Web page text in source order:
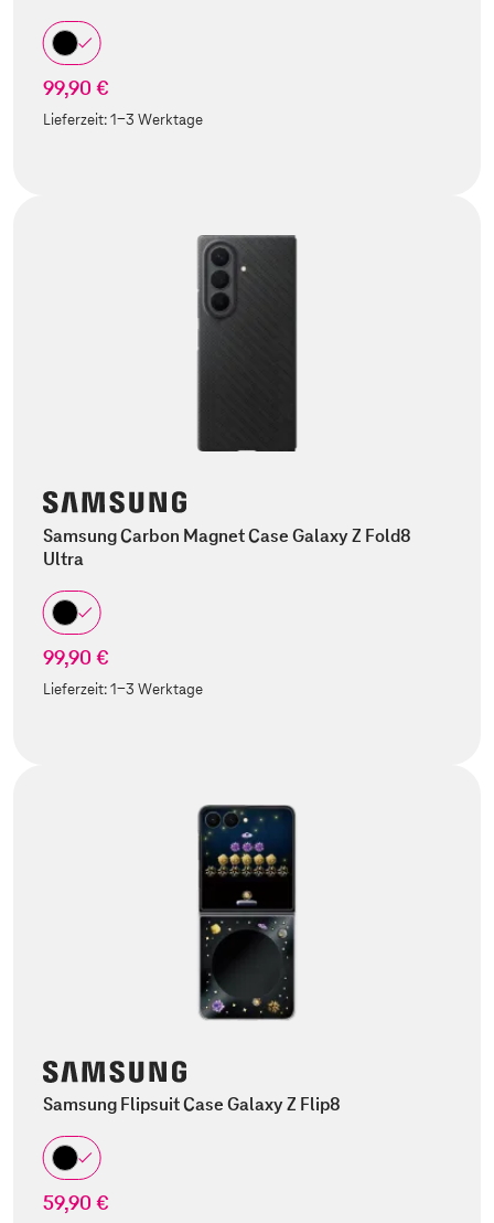
99,90 €
Lieferzeit:1-3 Werktage
Samsung Carbon Magnet Case Galaxy Z Fold8
Ultra
99,90 €
Lieferzeit:1-3 Werktage
Samsung Flipsuit Case Galaxy Z Flip8
59,90 €